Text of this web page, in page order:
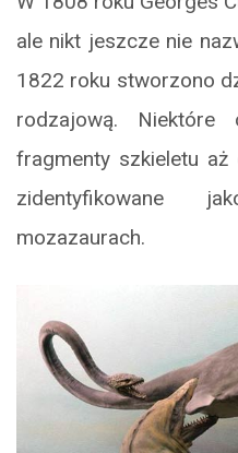
ale nikt jeszcze nie
1822 roku stworzono
rodzajową.
fragmenty szkieletu aż
zidentyfikowane
mozazaurach.